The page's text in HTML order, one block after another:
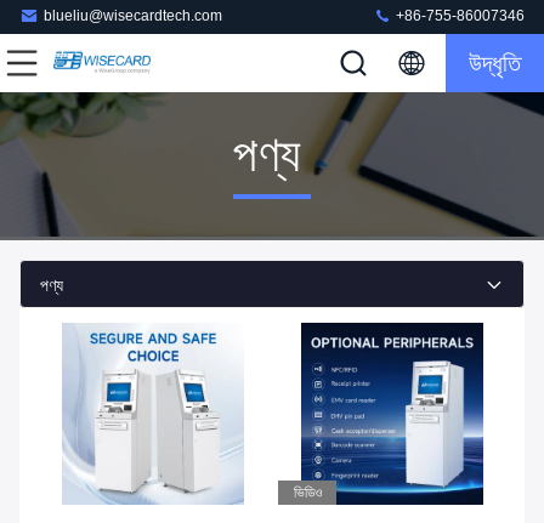
blueliu@wisecardtech.com +86-755-86007346
উদ্ধৃতি
পণ্য
পণ্য
ভিডিও